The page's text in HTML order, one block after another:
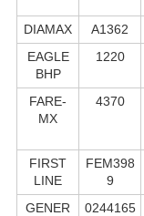
DIAMAX
A1362
EAGLE
BHP
1220
FARE-
MX
4370
FIRST
LINE
FEM398
9
GENER
0244165